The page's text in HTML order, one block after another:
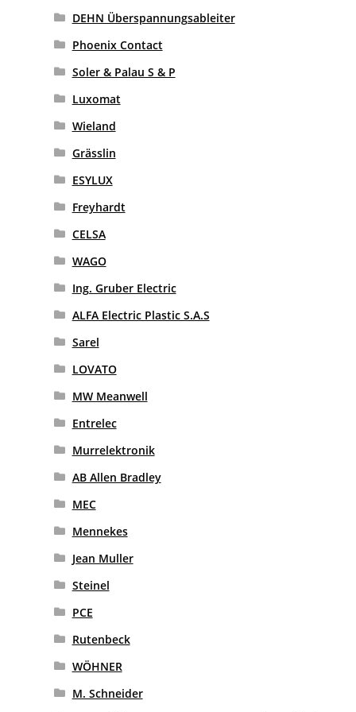
DEHN Überspannungsableiter
Phoenix Contact
Soler & Palau S & P
Luxomat
Wieland
Grässlin
ESYLUX
Freyhardt
CELSA
WAGO
Ing. Gruber Electric
ALFA Electric Plastic S.A.S
Sarel
LOVATO
MW Meanwell
Entrelec
Murrelektronik
AB Allen Bradley
MEC
Mennekes
Jean Muller
Steinel
PCE
Rutenbeck
WÖHNER
M. Schneider